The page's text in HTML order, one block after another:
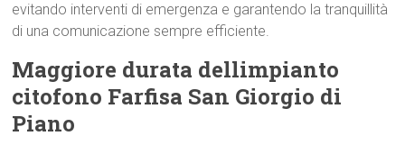
evitando interventi di emergenza e garantendo la tranquillità
di una comunicazione sempre efficiente.
Maggiore durata dellimpianto
citofono Farfisa San Giorgio di
Piano